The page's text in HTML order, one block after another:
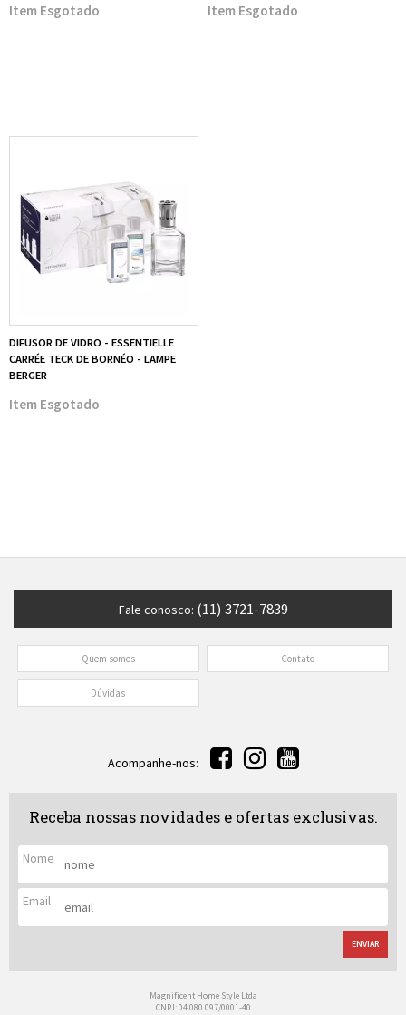
Esgotado Esgotado
DIFUSOR DE VIDRO - ESSENTIELLE
CARRÉE TECK DE BORNÉO - LAMPE
BERGER
Esgotado
Fale conosco: (11) 3721-7839
Quem somos Contato
Dúvidas
Acompanhe-nos:
Receba nossas novidades e ofertas exclusivas.
Nome
Email
ENVIAR
Magnificent Home Style Ltda
CNPJ: 04.080.097/0001-40